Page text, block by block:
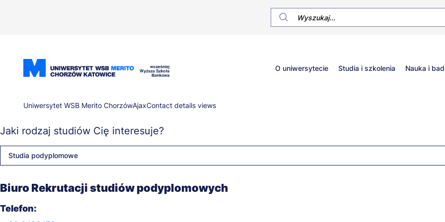
Główne
O uniwersytecie Studia i szkolenia Nauka i
Ścieżka
nawigacyjna
Uniwersytet WSB Merito ChorzówAjaxContact details views
Jaki rodzaj studiów Cię interesuje?
Studia podyplomowe
Biuro Rekrutacji studiów podyplomowych
Telefon: